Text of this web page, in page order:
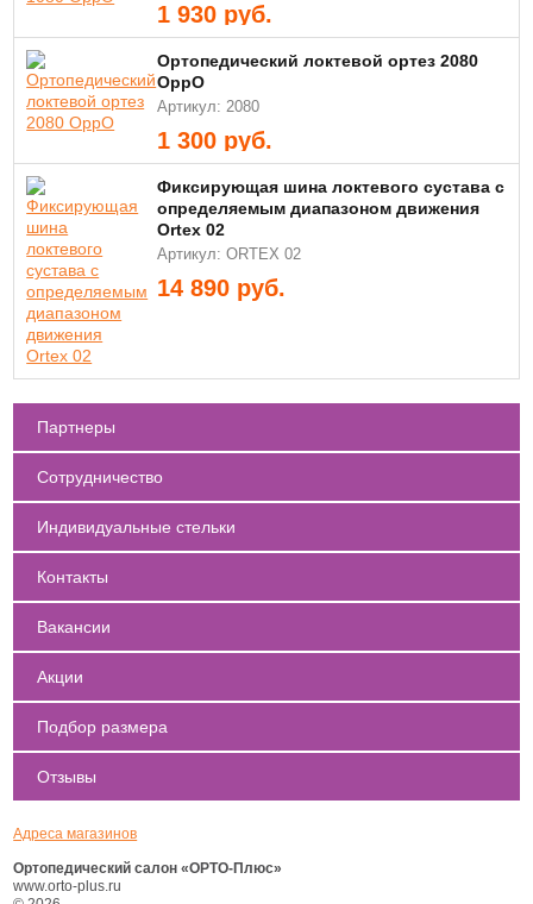
1 930 руб.
Ортопедический локтевой ортез 2080
OppO
Артикул: 2080
1 300 руб.
Фиксирующая шина локтевого сустава с
определяемым диапазоном движения
Ortex 02
Артикул: ORTEX 02
14 890 руб.
Партнеры
Сотрудничество
Индивидуальные стельки
Контакты
Вакансии
Акции
Подбор размера
Отзывы
Адреса магазинов
Ортопедический салон «ОРТО-Плюс»
www.orto-plus.ru